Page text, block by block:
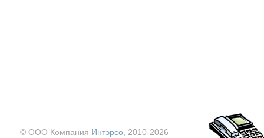
© ООО Компания Интэрсо , 2010-2026